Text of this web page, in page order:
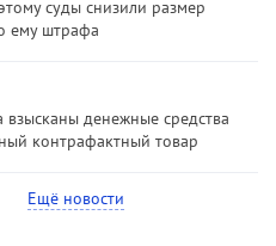
суды снизили размер
ему штрафа
взысканы денежные средства
контрафактный товар
Ещё новости